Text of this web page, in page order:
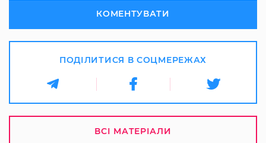
КОМЕНТУВАТИ
ПОДІЛИТИСЯ В СОЦМЕРЕЖАХ
ВСІ МАТЕРІАЛИ